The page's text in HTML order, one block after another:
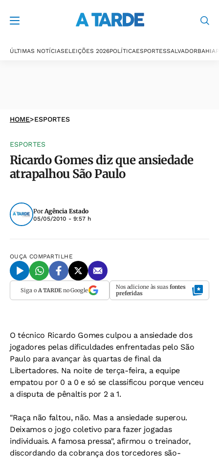
ÚLTIMAS NOTÍCIASELEIÇÕES 2026POLÍTICAESPORTESSALVADORBAHIA
HOME>ESPORTES
ESPORTES
Ricardo Gomes diz que ansiedade
atrapalhou São Paulo
PorAgência Estado
05/05/2010 - 9:57 h
OUÇA COMPARTILHE
Siga o A TARDEno Google Nos adicione às suas fontes
preferidas
O técnico Ricardo Gomes culpou a ansiedade dos
jogadores pelas dificuldades enfrentadas pelo São
Paulo para avançar às quartas de final da
Libertadores. Na noite de terça-feira, a equipe
empatou por 0 a 0 e só se classificou porque venceu
a disputa de pênaltis por 2 a 1.
"Raça não faltou, não. Mas a ansiedade superou.
Deixamos o jogo coletivo para fazer jogadas
individuais. A famosa pressa", afirmou o treinador,
discordando da cobrança dos torcedores são-